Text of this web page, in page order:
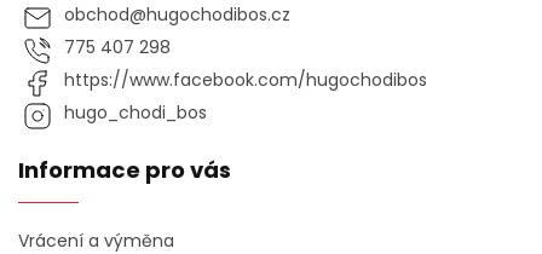
obchod@hugochodibos.cz
775 407 298
https://www.facebook.com/hugochodibos
hugo_chodi_bos
Informace pro vás
Vrácení a výměna